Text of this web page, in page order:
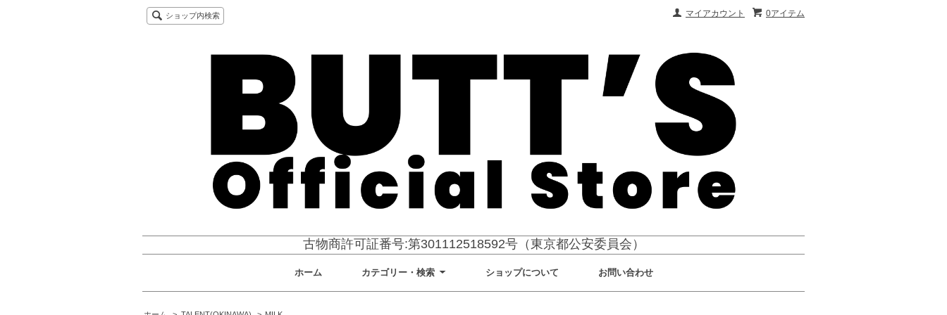
0アイテム
マイアカウント
ショップ内検索
古物商許可証番号:第301112518592号（東京都公安委員会）
ホーム カテゴリー・検索 ショップについて お問い合わせ